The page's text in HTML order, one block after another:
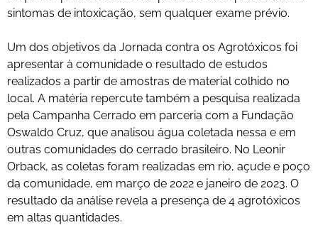
sintomas de intoxicação, sem qualquer exame prévio.
Um dos objetivos da Jornada contra os Agrotóxicos foi
apresentar à comunidade o resultado de estudos
realizados a partir de amostras de material colhido no
local. A matéria repercute também a pesquisa realizada
pela Campanha Cerrado em parceria com a Fundação
Oswaldo Cruz, que analisou água coletada nessa e em
outras comunidades do cerrado brasileiro. No Leonir
Orback, as coletas foram realizadas em rio, açude e poço
da comunidade, em março de 2022 e janeiro de 2023. O
resultado da análise revela a presença de 4 agrotóxicos
em altas quantidades.